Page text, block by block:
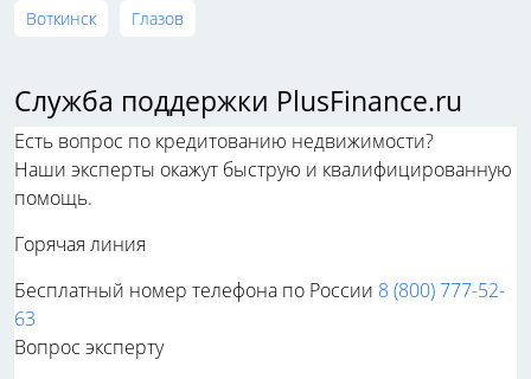
Воткинск Глазов
Служба поддержки PlusFinance.ru
Есть вопрос по кредитованию недвижимости?
Наши эксперты окажут быструю и квалифицированную
помощь.
Горячая линия
Бесплатный номер телефона по России 8 (800) 777-52-
63
Вопрос эксперту